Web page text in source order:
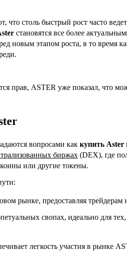
что столь быстрый рост часто
становятся все более
новым этапом роста, в то время
прав, ASTER уже показал, что
вопросами как купить Aster
биржах (DEX), где
или другие токены.
рынке, предоставляя
свопах, идеально для
легкость участия в рынке